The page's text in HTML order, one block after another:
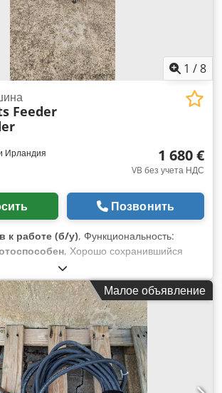
1 /8
Ирландия
Feeder
1 680 €
VB без учета НДС
Позвонить
к работе (б/у), Функциональность:
, Хорошо сохранившийся
конвейер для подачи мелких
линию или подачи сыпучих деталей в
лоток – конвейер из
– ленточный транспортер с
комплекте с запасной лентой) –
редуктор – датчики 24 В DC (2 шт.) для
ленты при необходимости Готов к
миру Дополнительные фото и видео
по запросу Djdpjw D Ev Ejfx Anvjck
Малое объявление